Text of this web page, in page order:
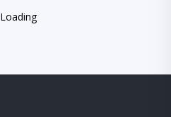
Loading